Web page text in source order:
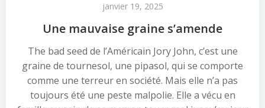
janvier 19, 2025
Une mauvaise graine s’amende
The bad seed de l’Américain Jory John, c’est une
graine de tournesol, une pipasol, qui se comporte
comme une terreur en société. Mais elle n’a pas
toujours été une peste malpolie. Elle a vécu en